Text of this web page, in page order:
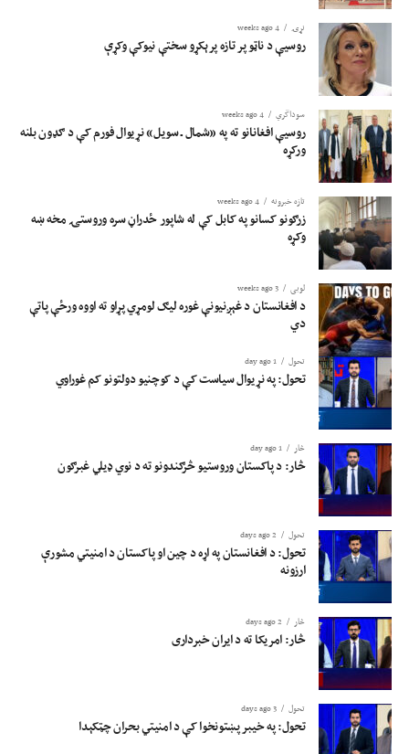
نړۍ 4 weeks ago
روسیې د ناټو پر تازه پرېکړو سختې نیوکې وکړې
سوداگري 4 weeks ago
روسیې افغانانو ته په «شمال ـ سویل» نړیوال فورم کې د ګډون بلنه
ورکړه
تازه خبرونه 4 weeks ago
زرګونو کسانو په کابل کې له شاپور ځدراڼ سره وروستۍ مخه ښه
وکړه
لوبی 3 weeks ago
د افغانستان د غېږنیونې غوره لیګ لومړي پړاو ته اووه ورځې پاتې
دي
تحول 1 day ago
تحول: په نړیوال سیاست کې د کوچنیو دولتونو کم غوراوي
څار 1 day ago
څار: د پاکستان وروستیو څرګندونو ته د نوي ډیلي غبرګون
تحول 2 days ago
تحول: د افغانستان په اړه د چین او پاکستان د امنیتي مشورې
ارزونه
څار 2 days ago
څار: امریکا ته د ایران خبرداری
تحول 3 days ago
تحول: په خیبر پښتونخوا کې د امنیتي بحران چټکېدا